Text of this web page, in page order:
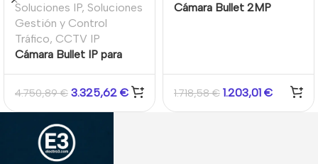
Soluciones IP, Soluciones
Gestión y Control
Tráfico, CCTV IP
Cámara Bullet IP para
Lente Motorizada 8-32
mm IR 100m
4.750,89€ 3.325,62 €
Cámara Bullet 2MP
1.718,58€ 1.203,01 €